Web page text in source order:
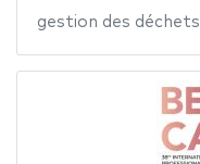
gestion des déchets